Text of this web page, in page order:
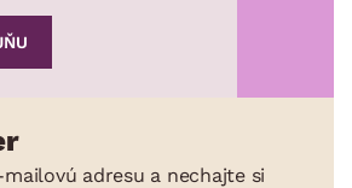
adresu a nechajte si